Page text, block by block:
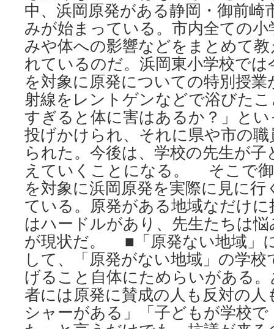
中、浜岡原発がある静岡・御前崎
みが始まっている。市内全ての
みや体への影響などをまとめて
れているのだ。浜岡東小学校では
を対象に原発についての特別授
射線をレントゲンなどで浴びた
すぎると体に害はあるか？」と
投げかけられ、それに県や市の
られた。今後は、学校の先生が
えていくことになる。 そこで
を対象に浜岡原発を実際に見に
ている。原発がある地域なだけ
はハードルがあり、先生たちは
が現状だ。 ■「原発ない地域」
して、「原発がない地域」の学
げること自体にためらいがある
者には原発に賛成の人も反対の
シャーがある」「子どもが学校